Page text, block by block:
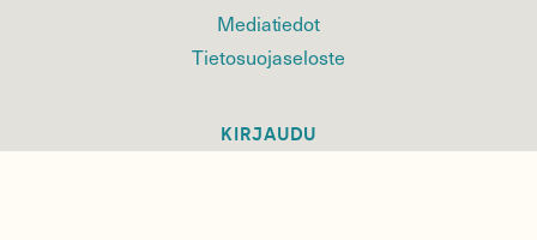
Mediatiedot
Tietosuojaseloste
KIRJAUDU